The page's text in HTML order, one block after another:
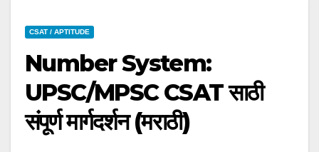
CSAT / APTITUDE
Number System:
UPSC/MPSC CSAT साठी
संपूर्ण मार्गदर्शन (मराठी)